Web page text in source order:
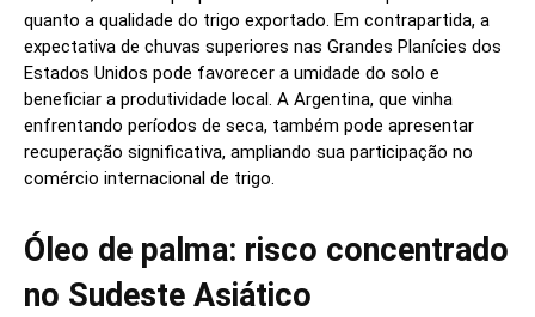
quanto a qualidade do trigo exportado. Em contrapartida, a
expectativa de chuvas superiores nas Grandes Planícies dos
Estados Unidos pode favorecer a umidade do solo e
beneficiar a produtividade local. A Argentina, que vinha
enfrentando períodos de seca, também pode apresentar
recuperação significativa, ampliando sua participação no
comércio internacional de trigo.
Óleo de palma: risco concentrado
no Sudeste Asiático